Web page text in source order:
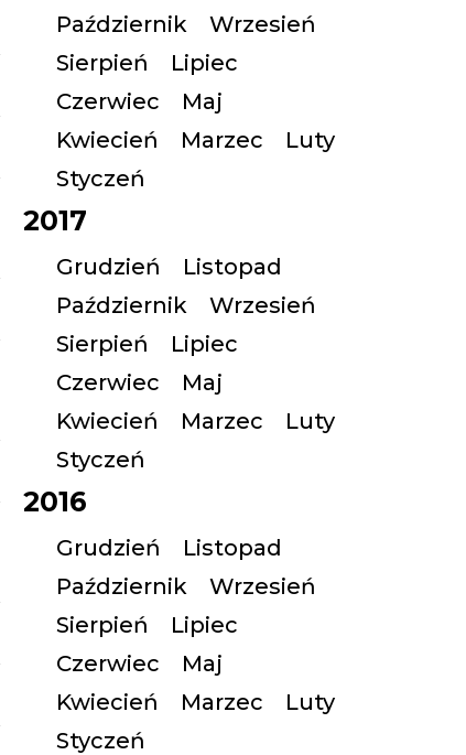
Październik
Wrzesień
Sierpień
Lipiec
Czerwiec
Maj
Kwiecień
Marzec
Luty
Styczeń
2017
Grudzień
Listopad
Październik
Wrzesień
Sierpień
Lipiec
Czerwiec
Maj
Kwiecień
Marzec
Luty
Styczeń
2016
Grudzień
Listopad
Październik
Wrzesień
Sierpień
Lipiec
Czerwiec
Maj
Kwiecień
Marzec
Luty
Styczeń